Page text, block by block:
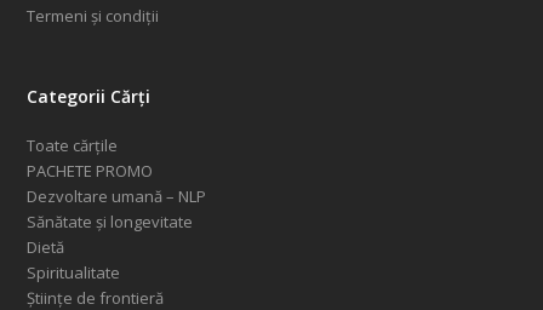
Termeni și condiții
Categorii Cărți
Toate cărțile
PACHETE PROMO
Dezvoltare umană – NLP
Sănătate și longevitate
Dietă
Spiritualitate
Științe de frontieră